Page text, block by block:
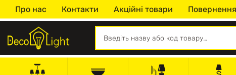
Про нас Контакти Акційні товари